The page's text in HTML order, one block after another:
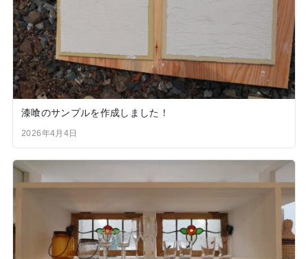
漆喰のサンプルを作成しました！
2026年4月4日